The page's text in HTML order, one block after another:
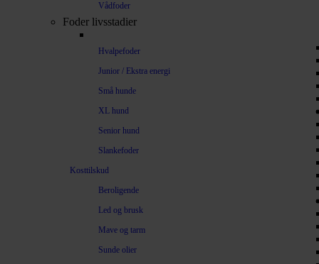
Vådfoder
Foder livsstadier
Hvalpefoder
Junior / Ekstra energi
Små hunde
XL hund
Senior hund
Slankefoder
Kosttilskud
Beroligende
Led og brusk
Mave og tarm
Sunde olier